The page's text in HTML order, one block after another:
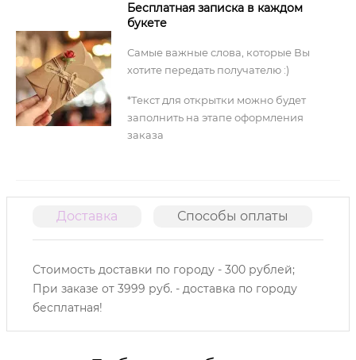
Бесплатная записка в каждом
букете
Самые важные слова, которые Вы
хотите передать получателю :)
*Текст для открытки можно будет
заполнить на этапе оформления
заказа
Доставка Способы оплаты
Стоимость доставки по городу - 300 рублей;
При заказе от 3999 руб. - доставка по городу
бесплатная!